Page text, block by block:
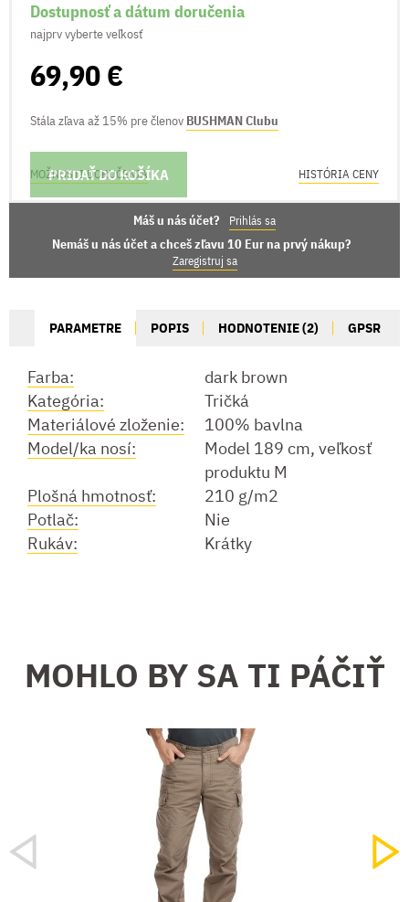
Dostupnosť a dátum doručenia
najprv vyberte veľkosť
69,90 €
Stála zľava až 15% pre členov BUSHMAN Clubu
PRIDAŤ DO KOŠÍKA
MOŽNOSTI DORUČENIA HISTÓRIA CENY
Máš u nás účet? Prihlás sa
Nemáš u nás účet a chceš zľavu 10 Eur na prvý nákup?
Zaregistruj sa
PARAMETRE POPIS HODNOTENIE (2) GPSR
Farba:
dark brown
Kategória:
Tričká
Materiálové zloženie:
100% bavlna
Model/ka nosí:
Model 189 cm, veľkosť
produktu M
Plošná hmotnosť:
210 g/m2
Potlač:
Nie
Rukáv:
Krátky
MOHLO BY SA TI PÁČIŤ